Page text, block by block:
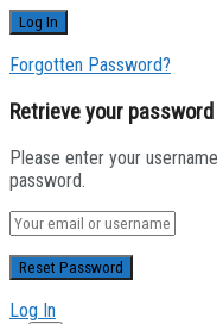
Forgotten Password?
Retrieve your password
Please enter your
password.
Log In